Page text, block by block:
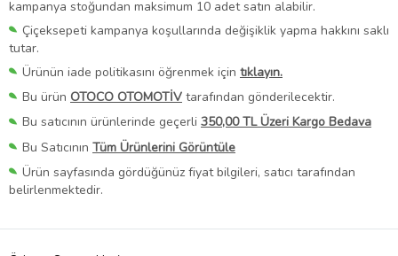
kampanya stoğundan maksimum 10 adet satın alabilir.
Çiçeksepeti kampanya koşullarında değişiklik yapma hakkını saklı
tutar.
Ürünün iade politikasını öğrenmek için tıklayın.
Bu ürün OTOCO OTOMOTİV tarafından gönderilecektir.
Bu satıcının ürünlerinde geçerli 350,00 TL Üzeri Kargo Bedava
Bu Satıcının Tüm Ürünlerini Görüntüle
Ürün sayfasında gördüğünüz fiyat bilgileri, satıcı tarafından
belirlenmektedir.